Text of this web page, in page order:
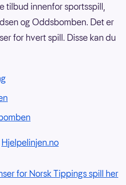
tilbud innenfor sportsspill,
og Oddsbomben. Det er
for hvert spill. Disse kan du
Hjelpelinjen.no
for Norsk Tippings spill her